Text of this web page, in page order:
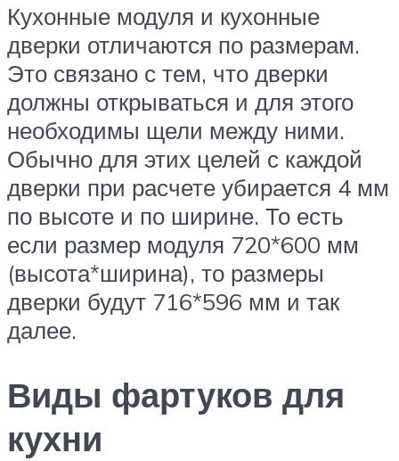
Кухонные модуля и кухонные
дверки отличаются по размерам.
Это связано с тем, что дверки
должны открываться и для этого
необходимы щели между ними.
Обычно для этих целей с каждой
дверки при расчете убирается 4 мм
по высоте и по ширине. То есть
если размер модуля 720*600 мм
(высота*ширина), то размеры
дверки будут 716*596 мм и так
далее.
Виды фартуков для
кухни